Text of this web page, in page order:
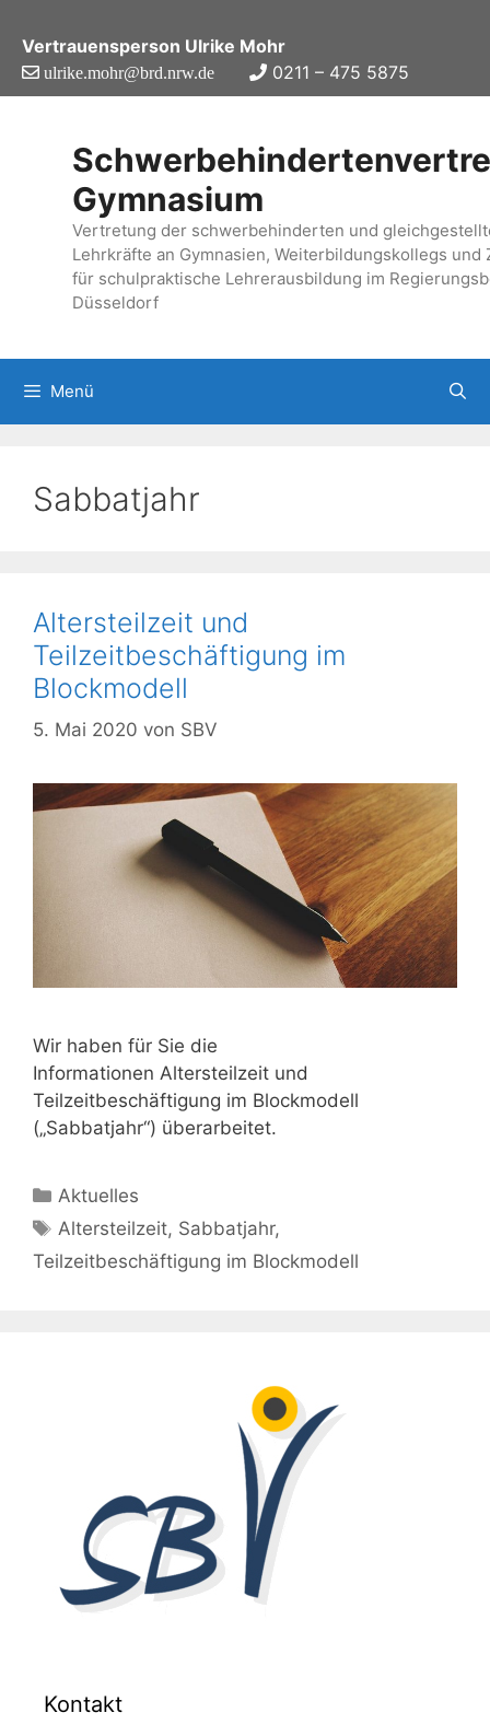
Inhalt
springen
Vertrauensperson Ulrike Mohr
ulrike.mohr@brd.nrw.de 0211 – 475 5875
Gymnasium
Vertretung der schwerbehinderten und
Lehrkräfte an Gymnasien, Weiterbildungskollegs und
für schulpraktische Lehrerausbildung im
Düsseldorf
Menü
Sabbatjahr
Altersteilzeit und
Teilzeitbeschäftigung im
Blockmodell
5. Mai 2020 von SBV
Wir haben für Sie die
Informationen Altersteilzeit und
Teilzeitbeschäftigung im Blockmodell
(„Sabbatjahr“) überarbeitet.
Kategorien
Aktuelles
Schlagwörter
Altersteilzeit, Sabbatjahr,
Teilzeitbeschäftigung im Blockmodell
Kontakt